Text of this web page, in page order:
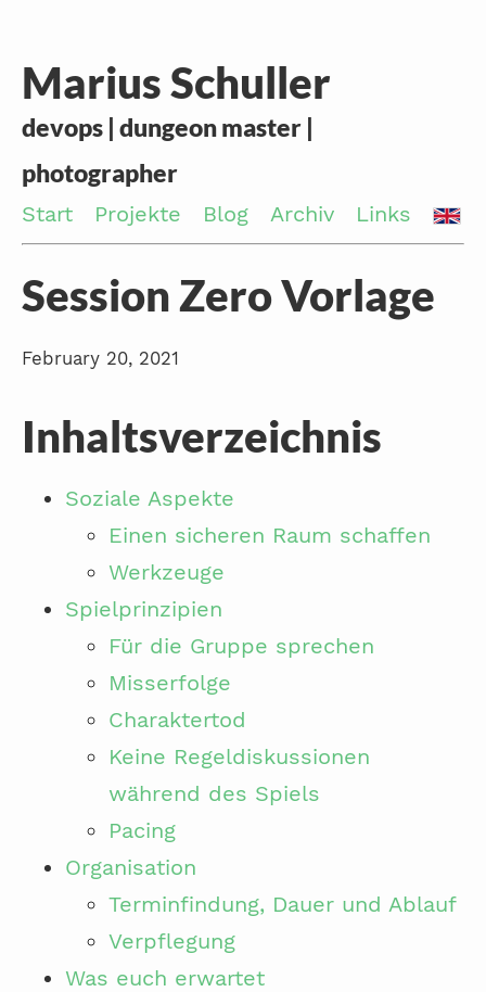
Marius Schuller
devops | dungeon master |
photographer
Start Projekte Blog Archiv Links
Session Zero Vorlage
February 20, 2021
Inhaltsverzeichnis
Soziale Aspekte
Einen sicheren Raum schaffen
Werkzeuge
Spielprinzipien
Für die Gruppe sprechen
Misserfolge
Charaktertod
Keine Regeldiskussionen
während des Spiels
Pacing
Organisation
Terminfindung, Dauer und Ablauf
Verpflegung
Was euch erwartet